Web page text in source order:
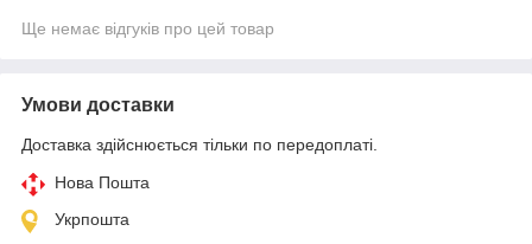
Ще немає відгуків про цей товар
Умови доставки
Доставка здійснюється тільки по передоплаті.
Нова Пошта
Укрпошта